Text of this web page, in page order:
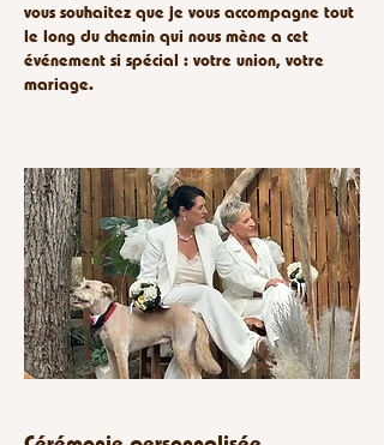
vous souhaitez que je vous accompagne tout
le long du chemin qui nous mène a cet
événement si spécial : votre union, votre
mariage.